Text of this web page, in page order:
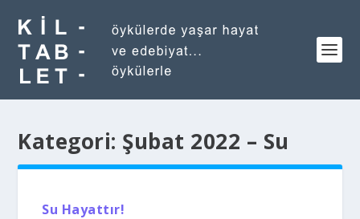
Kategori: Şubat 2022 – Su
Su Hayattır!